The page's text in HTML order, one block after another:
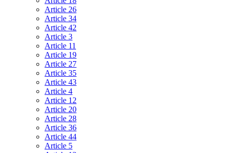
Article 26
Article 34
Article 42
Article 3
Article 11
Article 19
Article 27
Article 35
Article 43
Article 4
Article 12
Article 20
Article 28
Article 36
Article 44
Article 5